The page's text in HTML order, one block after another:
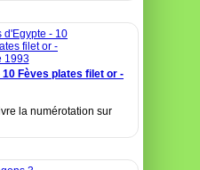
Fèves plates filet or -
la numérotation sur